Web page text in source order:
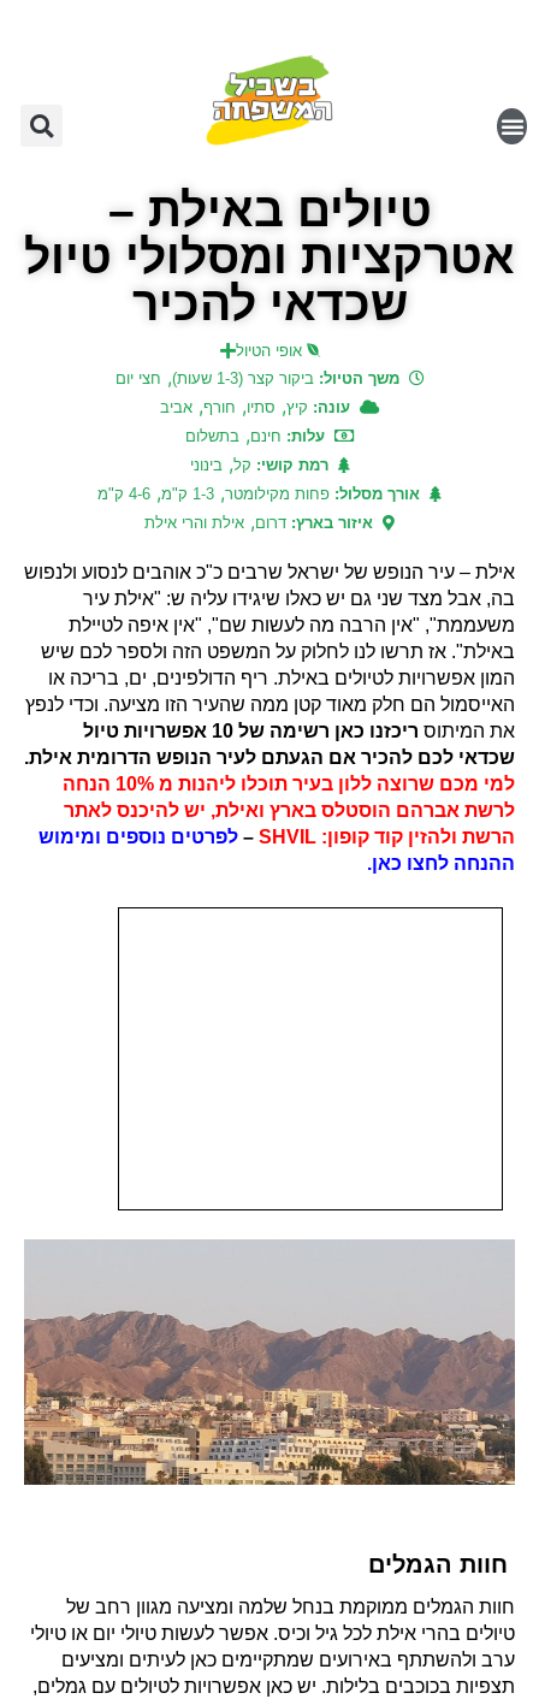
טיולים באילת –
אטרקציות ומסלולי טיול
שכדאי להכיר
אופי הטיול
משך הטיול:ביקור קצר (1-3 שעות) , חצי יום
עונה: קיץ, סתיו, חורף, אביב
עלות: חינם, בתשלום
רמת קושי: קל, בינוני
אורך מסלול: פחות מקילומטר, 1-3 ק"מ , 4-6 ק"מ
איזור בארץ: דרום, אילת והרי אילת
אילת – עיר הנופש של ישראל שרבים כ"כ אוהבים לנסוע ולנפוש
בה, אבל מצד שני גם יש כאלו שיגידו עליה ש: "אילת עיר
משעממת", "אין הרבה מה לעשות שם", "אין איפה לטיילת
באילת". אז תרשו לנו לחלוק על המשפט הזה ולספר לכם שיש
המון אפשרויות לטיולים באילת. ריף הדולפינים, ים, בריכה או
האייסמול הם חלק מאוד קטן ממה שהעיר הזו מציעה. וכדי לנפץ
את המיתוס
ריכזנו כאן רשימה של 10 אפשרויות טיול
שכדאי לכם להכיר אם הגעתם לעיר הנופש הדרומית אילת.
למי מכם שרוצה ללון בעיר תוכלו ליהנות מ 10% הנחה
לרשת אברהם הוסטלס בארץ ואילת, יש להיכנס לאתר
הרשת ולהזין קוד קופון: SHVIL
– לפרטים נוספים ומימוש
ההנחה לחצו כאן.
חוות הגמלים
חוות הגמלים ממוקמת בנחל שלמה ומציעה מגוון רחב של
טיולים בהרי אילת לכל גיל וכיס. אפשר לעשות טיולי יום או טיולי
ערב ולהשתתף באירועים שמתקיימים כאן לעיתים ומציעים
תצפיות בכוכבים בלילות. יש כאן אפשרויות לטיולים עם גמלים,